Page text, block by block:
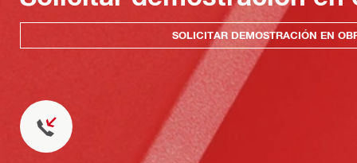
SOLICITAR DEMOSTRACIÓN EN